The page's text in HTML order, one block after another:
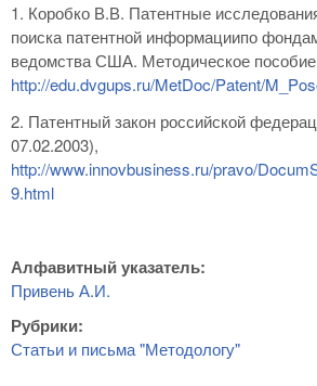
1. Коробко В.В. Патентные
поиска патентной информациипо
ведомства США. Методическое
http://edu.dvgups.ru/MetDoc/Patent/
2. Патентный закон российской
07.02.2003),
http://www.innovbusiness.ru/pravo/
9.html
Алфавитный указатель:
Привень А.И.
Рубрики:
Статьи и письма "Методологу"